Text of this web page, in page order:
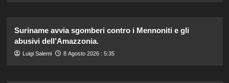
Suriname avvia sgomberi contro i Mennoniti e gli
abusivi dell’Amazzonia.
Luigi Salemi 8 Agosto 2026 : 5:35